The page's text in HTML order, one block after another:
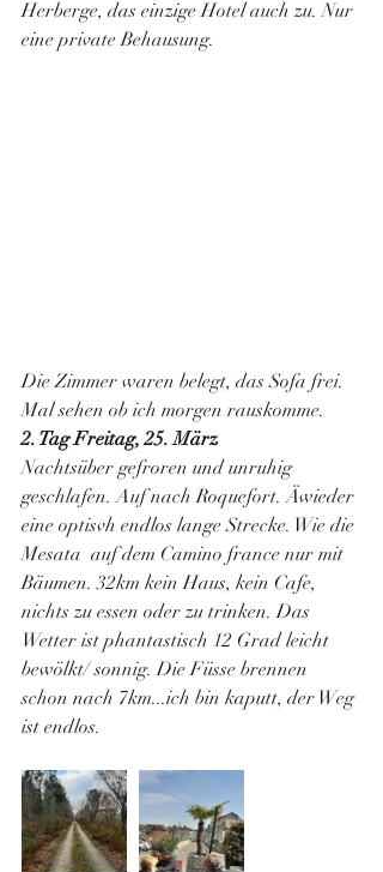
Herberge, das einzige Hotel auch zu. Nur
eine private Behausung.
Die Zimmer waren belegt, das Sofa frei.
Mal sehen ob ich morgen rauskomme.
2. Tag Freitag, 25. März
Nachtsüber gefroren und unruhig
geschlafen. Auf nach Roquefort. Äwieder
eine optisvh endlos lange Strecke. Wie die
Mesata  auf dem Camino france nur mit
Bäumen. 32km kein Haus, kein Cafe,
nichts zu essen oder zu trinken. Das
Wetter ist phantastisch 12 Grad leicht
bewölkt/ sonnig. Die Füsse brennen
schon nach 7km...ich bin kaputt, der Weg
ist endlos.